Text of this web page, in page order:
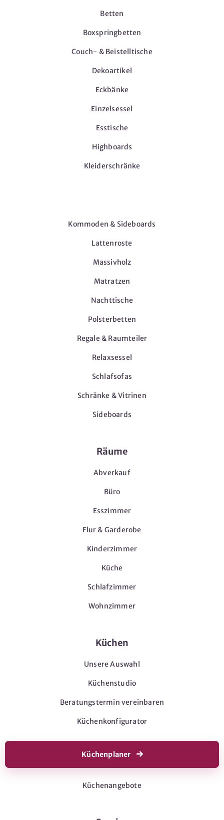
Betten
Boxspringbetten
Couch- & Beistelltische
Dekoartikel
Eckbänke
Einzelsessel
Esstische
Highboards
Kleiderschränke
Kommoden & Sideboards
Lattenroste
Massivholz
Matratzen
Nachttische
Polsterbetten
Regale & Raumteiler
Relaxsessel
Schlafsofas
Schränke & Vitrinen
Sideboards
Räume
Abverkauf
Büro
Esszimmer
Flur & Garderobe
Kinderzimmer
Küche
Schlafzimmer
Wohnzimmer
Küchen
Unsere Auswahl
Küchenstudio
Beratungstermin vereinbaren
Küchenkonfigurator
Küchenplaner
Küchenangebote